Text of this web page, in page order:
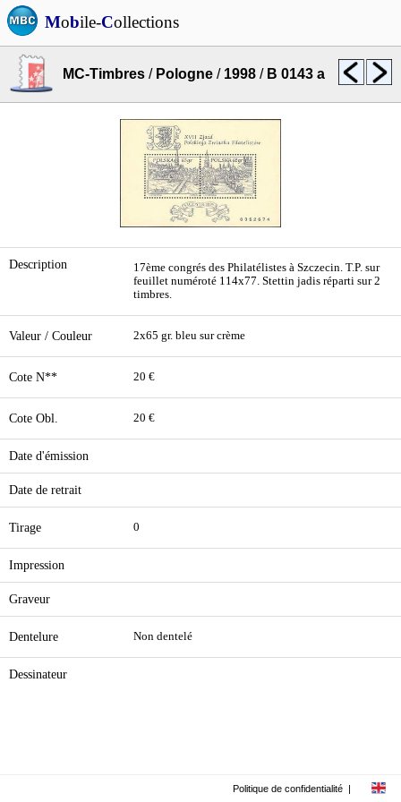
Mobile-Collections
MC-Timbres / Pologne / 1998 / B 0143 a
Description
17ème congrés des Philatélistes à Szczecin. T.P. sur
feuillet numéroté 114x77. Stettin jadis réparti sur 2
timbres.
Valeur / Couleur 2x65 gr. bleu sur crème
Cote N** 20 €
Cote Obl. 20 €
Date d'émission
Date de retrait
Tirage 0
Impression
Graveur
Dentelure Non dentelé
Dessinateur
Politique de confidentialité |